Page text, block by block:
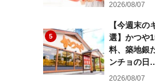
2026/08/07
5
【今週末
選】かつや
料、築地銀
ンチョの日
2026/08/07